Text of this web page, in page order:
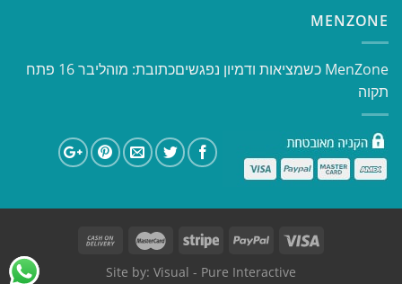
MENZONE
​​MenZone כשמציאות ודמיון נפגשים​ כתובת: מוהליבר 16 פתח
תקוה
Site by: Visual - Pure Interactive